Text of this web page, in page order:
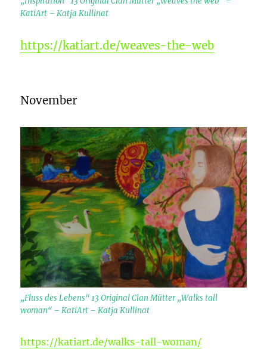
KatiArt – Katja Kullinat
https://katiart.de/weaves-the-web
November
„Fluss des Lebens“ 13 Original Clan Mütter „Walks tall
woman“ – KatiArt – Katja Kullinat
https://katiart.de/walks-tall-woman/